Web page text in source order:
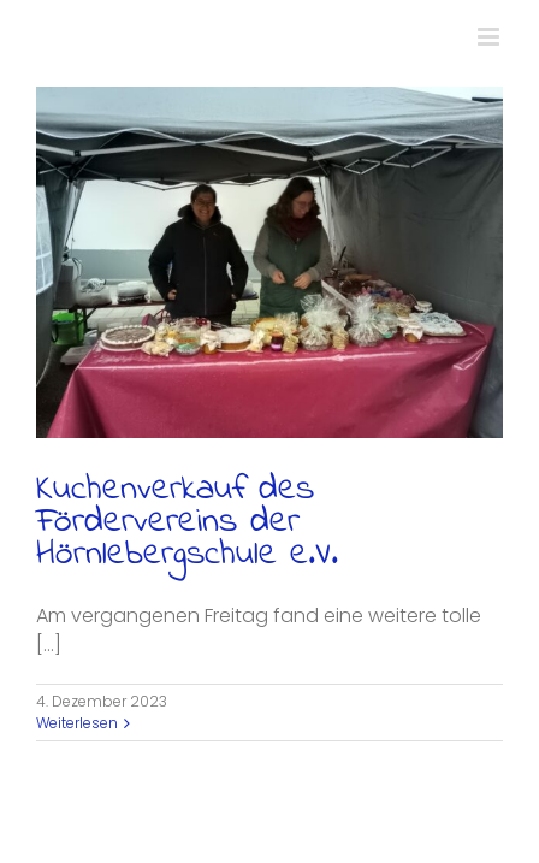
Kuchenverkauf des
Fördervereins der
Hörnlebergschule e.V.
Am vergangenen Freitag fand eine weitere tolle
[...]
4. Dezember 2023
Weiterlesen